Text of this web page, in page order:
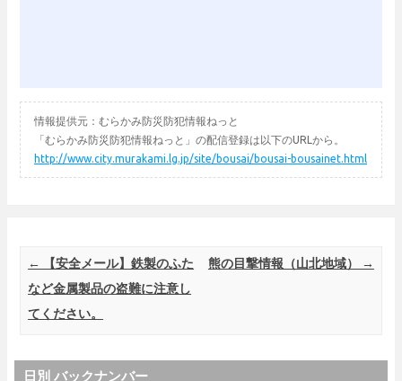
情報提供元：むらかみ防災防犯情報ねっと
「むらかみ防災防犯情報ねっと」の配信登録は以下のURLから。
http://www.city.murakami.lg.jp/site/bousai/bousai-bousainet.html
Post navigation
←
【安全メール】鉄製のふた
など金属製品の盗難に注意し
てください。
熊の目撃情報（山北地域） →
日別 バックナンバー